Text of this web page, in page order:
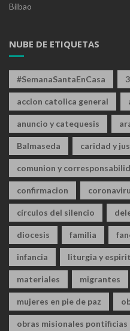
Bilbao
NUBE DE ETIQUETAS
#SemanaSantaEnCasa
accion catolica general
anuncio y catequesis
Balmaseda caridad y
comunion y
confirmacion
círculos del silencio
diocesis familia
infancia liturgia y
materiales migrantes
mujeres en pie de paz
obras misionales pontificias